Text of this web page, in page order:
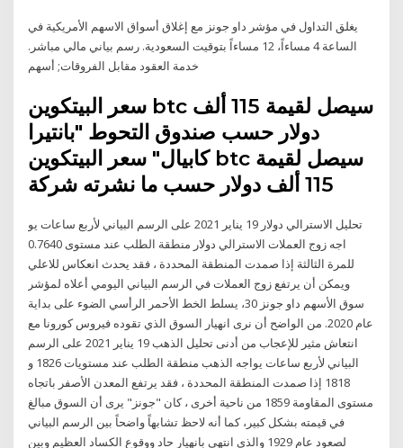
يغلق التداول في مؤشر داو جونز مع إغلاق أسواق الاسهم الأمريكية في
الساعة 4 مساءاً، 12 مساءاً بتوقيت السعودية. رسم بياني مالي مباشر.
سعر البيتكوين btc سيصل لقيمة 115 ألف
دولار حسب صندوق التحوط "بانتيرا
كابيال" سعر البيتكوين btc سيصل لقيمة
115 ألف دولار حسب ما نشرته شركة
تحليل الاسترالي دولار 19 يناير 2021 على الرسم البياني لأربع ساعات يو
اجه زوج العملات الاسترالي دولار منطقة الطلب عند مستوى 0.7640
للمرة الثالثة إذا صمدت المنطقة المحددة ، فقد يحدث انعكاس للاعلي
ويمكن أن يرتفع زوج العملات في الرسم البياني اليومي أعلاه لمؤشر
سوق الأسهم داو جونز 30، يسلط الخط الأحمر الرأسي الضوء على بداية
عام 2020. من الواضح أن نرى انهيار السوق الذي تقوده فيروس كورونا مع
انتعاش مثير للإعجاب من أدنى تحليل الذهب 19 يناير 2021 على الرسم
البياني لأربع ساعات يواجه الذهب منطقة الطلب عند مستويات 1826 و
1818 إذا صمدت المنطقة المحددة ، فقد يرتفع المعدن الأصفر باتجاه
مستوى المقاومة 1859 من ناحية أخرى ، كان "جونز" يرى أن السوق مبالغ
في قيمته بشكل كبير، كما أنه لاحظ تشابهاً واضحاً بين الرسم البياني
لصعود عام 1929 والذي انتهى بانهيار حاد ووقوع الكساد العظيم وبين